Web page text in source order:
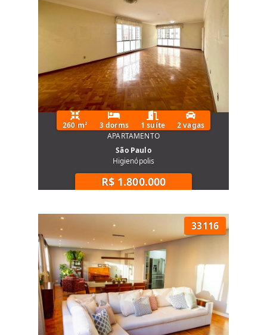
260 m² 3 dorms 1 suíte
2 vagas
APARTAMENTO
São Paulo
Higienópolis
R$ 1.800.000
33116